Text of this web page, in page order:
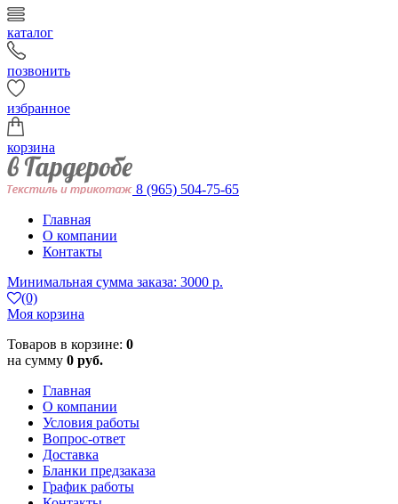
каталог
позвонить
избранное
корзина
8 (965) 504-75-65
Главная
О компании
Контакты
Минимальная сумма заказа: 3000 р.
(0)
Моя корзина
Товаров в корзине: 0
на сумму 0 руб.
Главная
О компании
Условия работы
Вопрос-ответ
Доставка
Бланки предзаказа
График работы